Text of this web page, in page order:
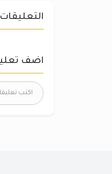
التعليقات
اضف